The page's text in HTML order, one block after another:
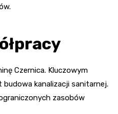
Czernica. Kluczowym
kanalizacji sanitarnej.
zasobów